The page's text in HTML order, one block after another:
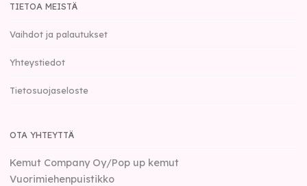
TIETOA MEISTÄ
Vaihdot ja palautukset
Yhteystiedot
Tietosuojaseloste
OTA YHTEYTTÄ
Kemut Company Oy/Pop up kemut
Vuorimiehenpuistikko